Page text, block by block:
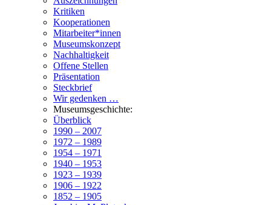
Kritiken
Kooperationen
Mitarbeiter*innen
Museumskonzept
Nachhaltigkeit
Offene Stellen
Präsentation
Steckbrief
Wir gedenken …
Museumsgeschichte:
Überblick
1990 – 2007
1972 – 1989
1954 – 1971
1940 – 1953
1923 – 1939
1906 – 1922
1852 – 1905